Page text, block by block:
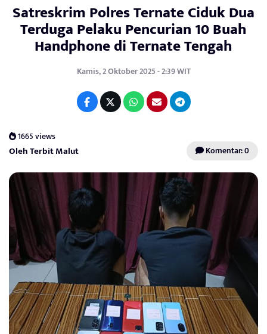
Satreskrim Polres Ternate Ciduk Dua
Terduga Pelaku Pencurian 10 Buah
Handphone di Ternate Tengah
Kamis, 2 Oktober 2025 - 2:39 WIT
1665 views
Oleh Terbit Malut Komentar: 0